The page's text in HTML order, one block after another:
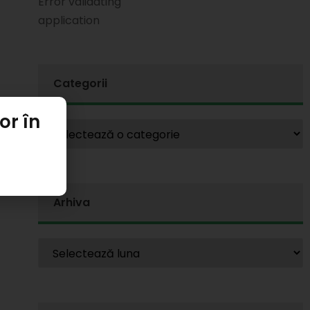
application
Categorii
Arhiva
în